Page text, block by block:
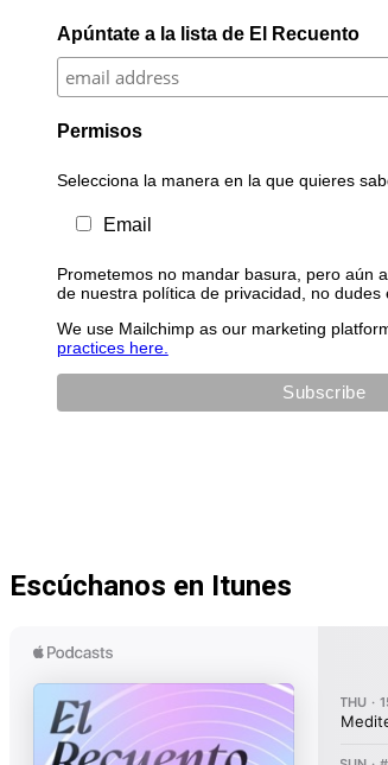
Apúntate a la lista de El Recuento
Permisos
Selecciona la manera en la que quieres
Email
Prometemos no mandar basura, pero aún
de nuestra política de privacidad, no dudes
We use Mailchimp as our marketing
practices here.
Escúchanos en Itunes